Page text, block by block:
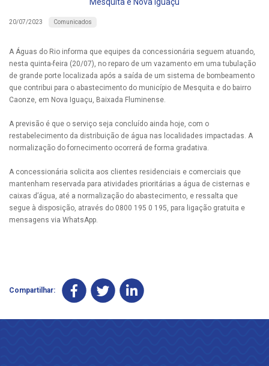
20/07/2023 Comunicados
A Águas do Rio informa que equipes da concessionária seguem atuando,
nesta quinta-feira (20/07), no reparo de um vazamento em uma tubulação
de grande porte localizada após a saída de um sistema de bombeamento
que contribui para o abastecimento do município de Mesquita e do bairro
Caonze, em Nova Iguaçu, Baixada Fluminense.
A previsão é que o serviço seja concluído ainda hoje, com o
restabelecimento da distribuição de água nas localidades impactadas. A
normalização do fornecimento ocorrerá de forma gradativa.
A concessionária solicita aos clientes residenciais e comerciais que
mantenham reservada para atividades prioritárias a água de cisternas e
caixas d’água, até a normalização do abastecimento, e ressalta que
segue à disposição, através do 0800 195 0 195, para ligação gratuita e
mensagens via WhatsApp.
Compartilhar: